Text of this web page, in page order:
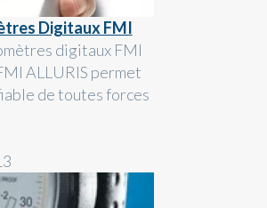
Digitaux FMI
digitaux FMI
ALLURIS permet
de toutes forces